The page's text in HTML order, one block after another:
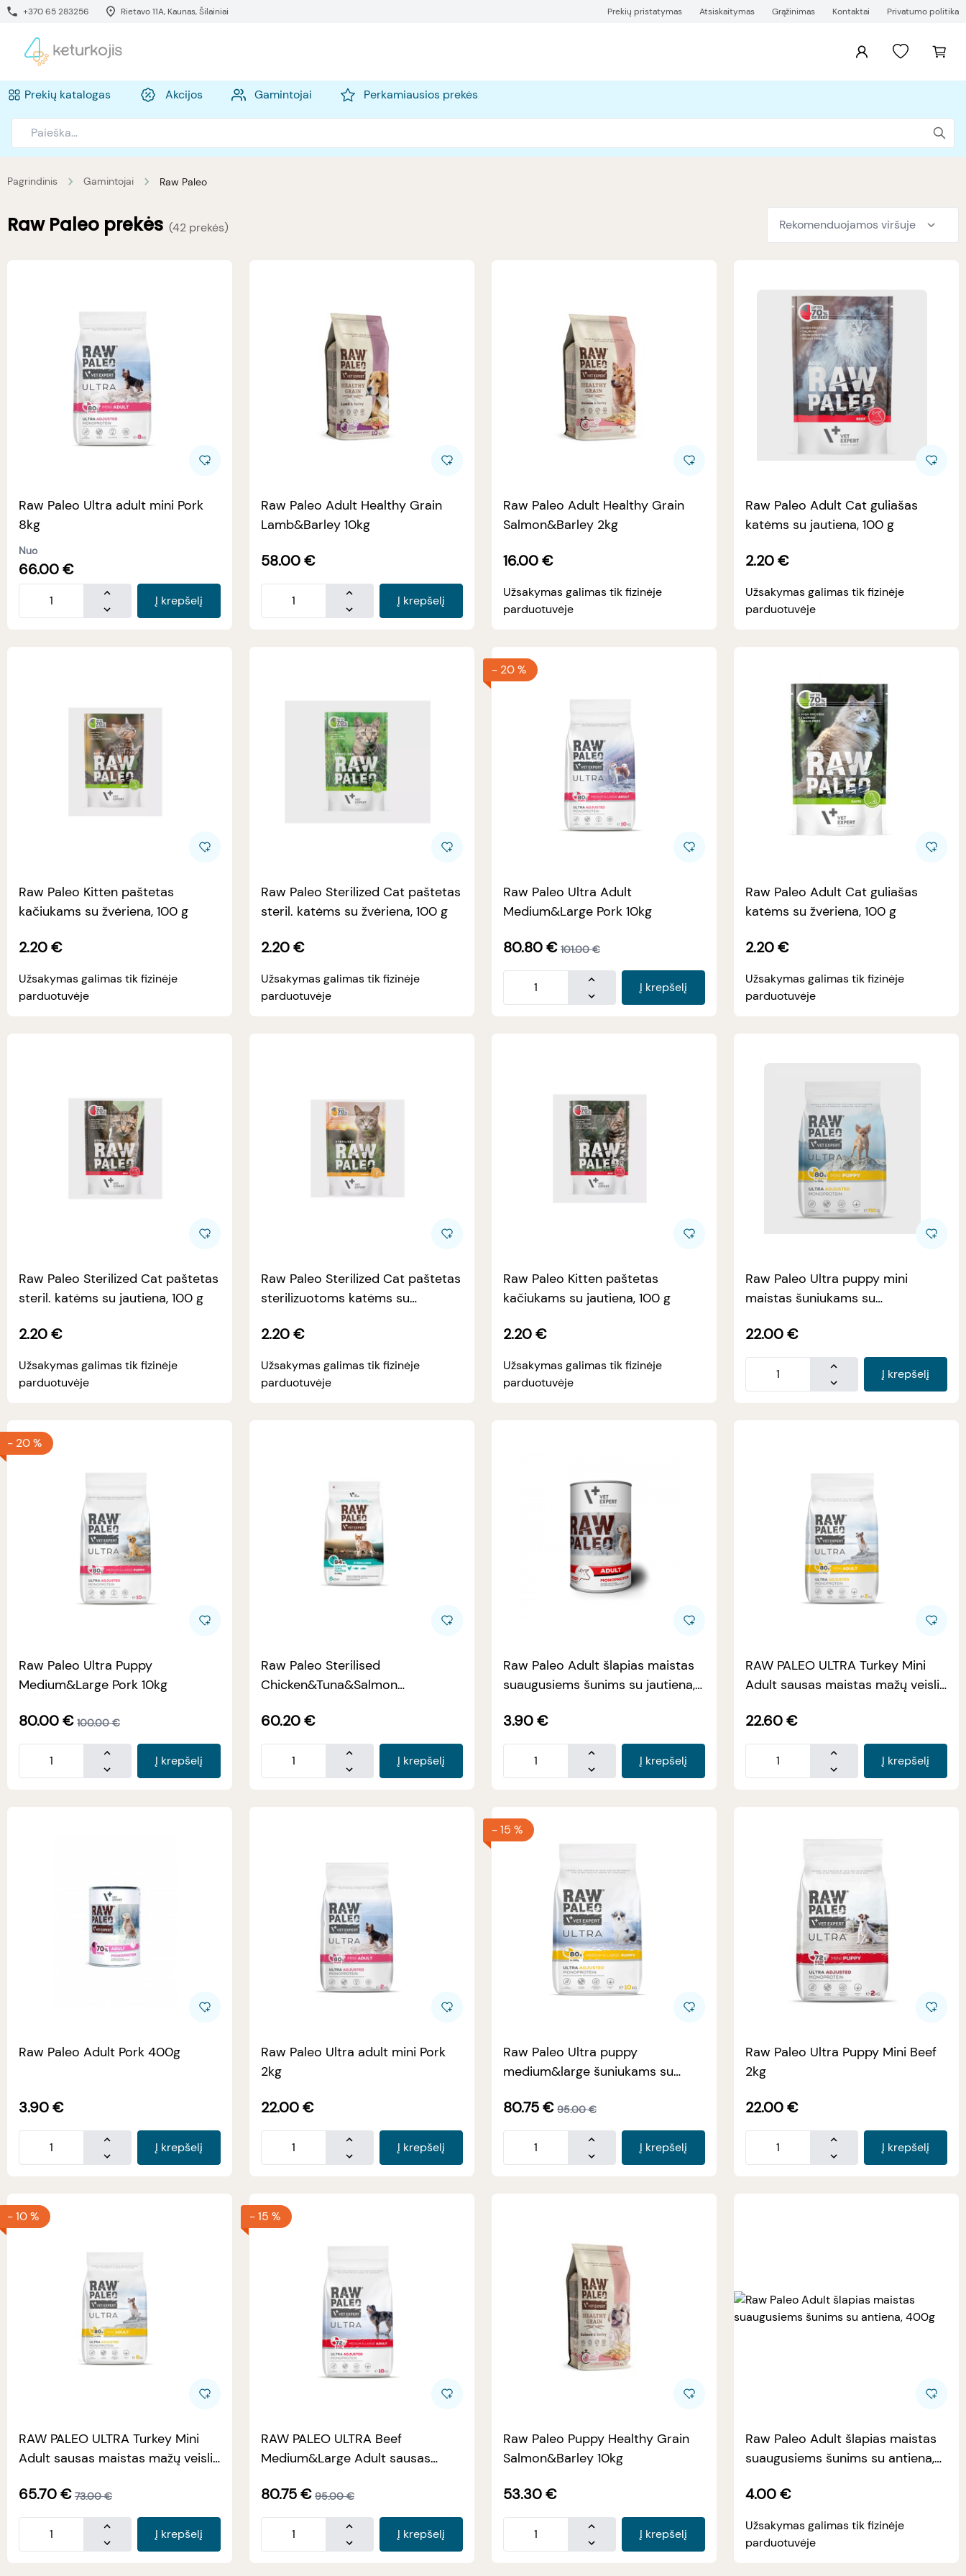
+370 65 283256 Rietavo 11A, Kaunas, Šilainiai Prekių pristatymas Atsiskaitymas Grąžinimas Kontaktai Privatumo politika
Prekių katalogas Akcijos Gamintojai Perkamiausios prekės
Pagrindinis Gamintojai Raw Paleo
Raw Paleo prekės (42 prekės) Rekomenduojamos viršuje
Raw Paleo Ultra adult mini Pork
8kg
Nuo
66.00€
Į krepšelį
Raw Paleo Adult Healthy Grain
Lamb&Barley 10kg
58.00€
Į krepšelį
Raw Paleo Adult Healthy Grain
Salmon&Barley 2kg
16.00€
Užsakymas galimas tik fizinėje
parduotuvėje
Raw Paleo Adult Cat guliašas
katėms su jautiena, 100 g
2.20€
Užsakymas galimas tik fizinėje
parduotuvėje
Raw Paleo Kitten paštetas
kačiukams su žvėriena, 100 g
2.20€
Užsakymas galimas tik fizinėje
parduotuvėje
Raw Paleo Sterilized Cat paštetas
steril. katėms su žvėriena, 100 g
2.20€
Užsakymas galimas tik fizinėje
parduotuvėje
- 20 %
Raw Paleo Ultra Adult
Medium&Large Pork 10kg
80.80€ 101.00 €
Į krepšelį
Raw Paleo Adult Cat guliašas
katėms su žvėriena, 100 g
2.20€
Užsakymas galimas tik fizinėje
parduotuvėje
Raw Paleo Sterilized Cat paštetas
steril. katėms su jautiena, 100 g
2.20€
Užsakymas galimas tik fizinėje
parduotuvėje
Raw Paleo Sterilized Cat paštetas
sterilizuotoms katėms su
2.20€
Užsakymas galimas tik fizinėje
parduotuvėje
Raw Paleo Kitten paštetas
kačiukams su jautiena, 100 g
2.20€
Užsakymas galimas tik fizinėje
parduotuvėje
Raw Paleo Ultra puppy mini
maistas šuniukams su
22.00€
Į krepšelį
- 20 %
Raw Paleo Ultra Puppy
Medium&Large Pork 10kg
80.00€ 100.00 €
Į krepšelį
Raw Paleo Sterilised
Chicken&Tuna&Salmon
60.20€
Į krepšelį
Raw Paleo Adult šlapias maistas
suaugusiems šunims su jautiena,
3.90€
Į krepšelį
RAW PALEO ULTRA Turkey Mini
Adult sausas maistas mažų veislių
22.60€
Į krepšelį
Raw Paleo Adult Pork 400g
3.90€
Į krepšelį
Raw Paleo Ultra adult mini Pork
2kg
22.00€
Į krepšelį
-15 %
Raw Paleo Ultra puppy
medium&large šuniukams su
80.75€ 95.00 €
Į krepšelį
Raw Paleo Ultra Puppy Mini Beef
2kg
22.00€
Į krepšelį
-10 %
RAW PALEO ULTRA Turkey Mini
Adult sausas maistas mažų veislių
65.70€ 73.00 €
Į krepšelį
-15 %
RAW PALEO ULTRA Beef
Medium&Large Adult sausas
80.75€ 95.00 €
Į krepšelį
Raw Paleo Puppy Healthy Grain
Salmon&Barley 10kg
53.30€
Į krepšelį
Raw Paleo Adult šlapias maistas
suaugusiems šunims su antiena,
4.00€
Užsakymas galimas tik fizinėje
parduotuvėje